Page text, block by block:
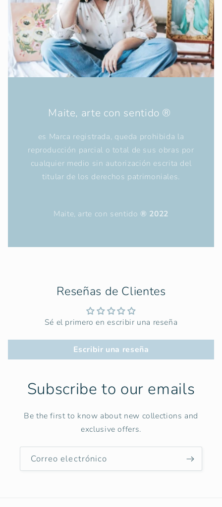
Maite, arte con sentido ®
es Marca registrada, queda prohibida la
reproducción parcial o total de sus obras por
cualquier medio sin autorización escrita del
titular de los derechos patrimoniales.
Maite, arte con sentido ® 2022
Reseñas de Clientes
Sé el primero en escribir una reseña
Escribir una reseña
Subscribe to our emails
Be the first to know about new collections and
exclusive offers.
Correo electrónico